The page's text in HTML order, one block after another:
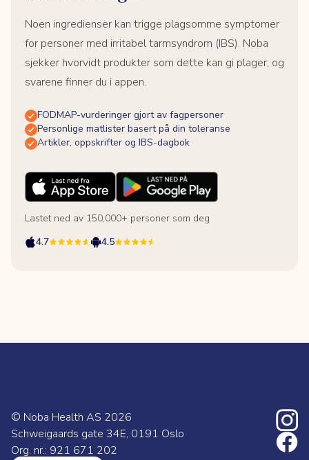
Noen ingredienser kan trigge plagsomme symptomer
for personer med irritabel tarmsyndrom (IBS). Noba
sjekker hvorvidt produkter som dette kan gi plager, og
svarene finner du i appen.
FODMAP-vurderinger gjort av fagpersoner
Personlige matlister basert på din toleranse
Artikler, oppskrifter og IBS-dagbok
Lastet ned av 150,000+ personer som deg
4.7
4.5
© Noba Health AS 2026
Schweigaards gate 34E, 0191 Oslo
Org. nr.: 921 671 202